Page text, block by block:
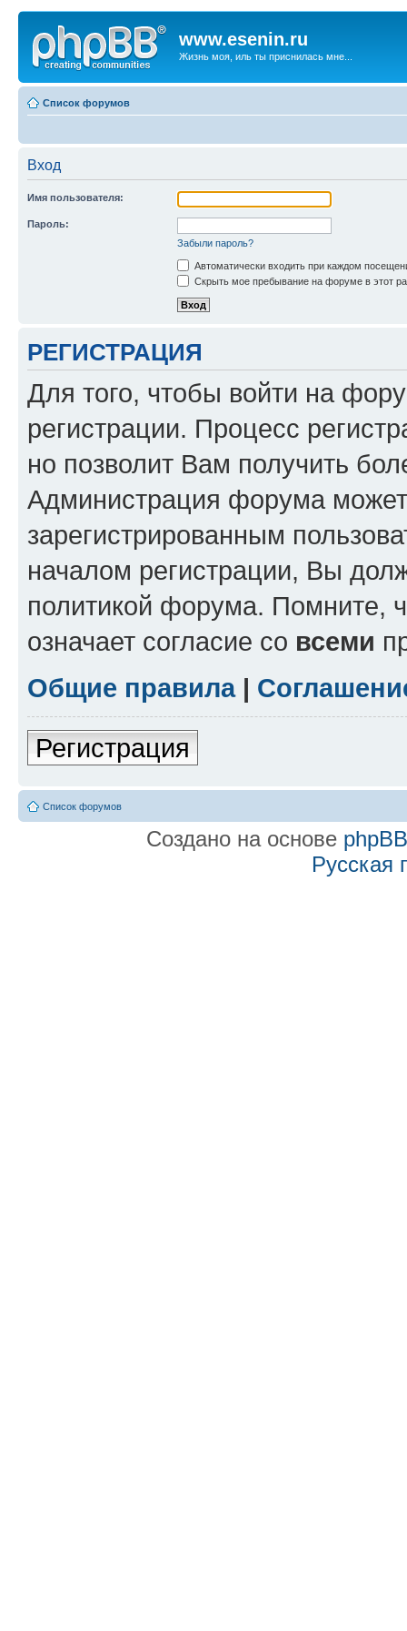
www.esenin.ru
Жизнь моя, иль ты приснилась мне...
Список форумов
Вход
Имя пользователя:
Пароль:
Забыли пароль?
Автоматически входить при каждом
Скрыть мое пребывание на форуме в этот
РЕГИСТРАЦИЯ
Для того, чтобы войти на
регистрации. Процесс
но позволит Вам получить
Администрация форума может
зарегистрированным
началом регистрации, Вы
политикой форума. Помните,
означает согласие со всеми
Общие правила|
Регистрация
Список форумов
Создано на основе phpBB
Русская